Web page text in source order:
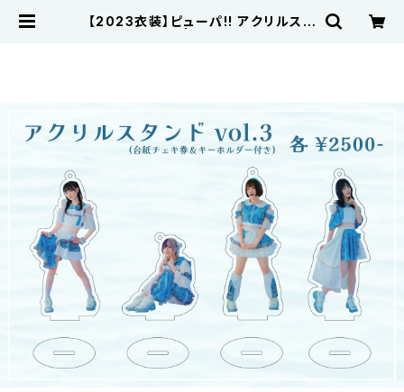
【2023衣装】ピューパ!! アクリルスタ